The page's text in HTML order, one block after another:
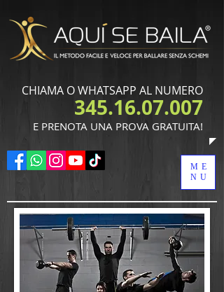
CHIAMA O WHATSAPP AL NUMERO
345.16.07.007
​E PRENOTA UNA PROVA GRATUITA!
ME
NU